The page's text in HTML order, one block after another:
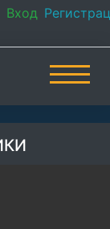
Вход